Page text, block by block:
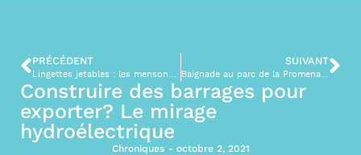
PRÉCÉDENT SUIVANT
Baignade au parc de la Promenade Bellerive!
Construire des barrages pour
exporter? Le mirage
hydroélectrique
Chroniques - octobre 2, 2021